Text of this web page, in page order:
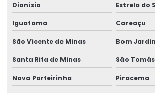
Dionísio Estrela do
Iguatama Careaçu
São Vicente de Minas Bom
Santa Rita de Minas São
Nova Porteirinha Piracema